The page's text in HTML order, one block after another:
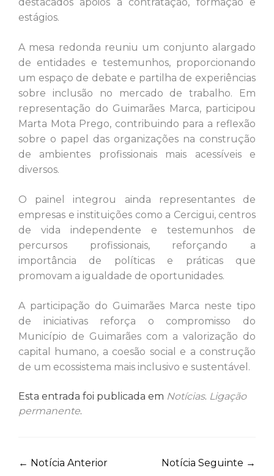
estágios.
A mesa redonda reuniu um conjunto alargado
de entidades e testemunhos, proporcionando
um espaço de debate e partilha de experiências
sobre inclusão no mercado de trabalho. Em
representação do Guimarães Marca, participou
Marta Mota Prego, contribuindo para a reflexão
sobre o papel das organizações na construção
de ambientes profissionais mais acessíveis e
diversos.
O painel integrou ainda representantes de
empresas e instituições como a Cercigui, centros
de vida independente e testemunhos de
percursos profissionais, reforçando a
importância de políticas e práticas que
promovam a igualdade de oportunidades.
A participação do Guimarães Marca neste tipo
de iniciativas reforça o compromisso do
Município de Guimarães com a valorização do
capital humano, a coesão social e a construção
de um ecossistema mais inclusivo e sustentável.
Esta entrada foi publicada em Notícias. Ligação
permanente.
Navegação
← Notícia Anterior Notícia Seguinte →